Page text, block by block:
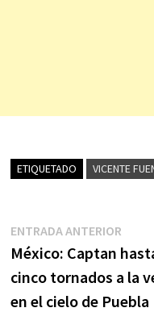
ETIQUETADO VICENTE
Navegación
de
entradas
ENTRADA ANTERIOR
México: Captan
cinco tornados a la
en el cielo de Puebla